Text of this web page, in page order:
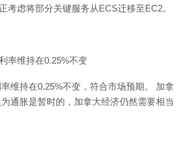
考虑将部分关键服务从ECS迁移至EC2。
率维持在0.25%不变
维持在0.25%不变，符合市场预期。 加拿
通胀是暂时的，加拿大经济仍然需要相当